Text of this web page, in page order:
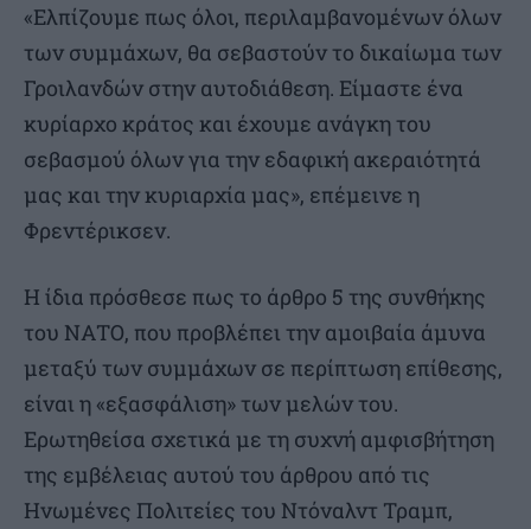
«Ελπίζουμε πως όλοι, περιλαμβανομένων όλων
των συμμάχων, θα σεβαστούν το δικαίωμα των
Γροιλανδών στην αυτοδιάθεση. Είμαστε ένα
κυρίαρχο κράτος και έχουμε ανάγκη του
σεβασμού όλων για την εδαφική ακεραιότητά
μας και την κυριαρχία μας», επέμεινε η
Φρεντέρικσεν.
Η ίδια πρόσθεσε πως το άρθρο 5 της συνθήκης
του ΝΑΤΟ, που προβλέπει την αμοιβαία άμυνα
μεταξύ των συμμάχων σε περίπτωση επίθεσης,
είναι η «εξασφάλιση» των μελών του.
Ερωτηθείσα σχετικά με τη συχνή αμφισβήτηση
της εμβέλειας αυτού του άρθρου από τις
Ηνωμένες Πολιτείες του Ντόναλντ Τραμπ,